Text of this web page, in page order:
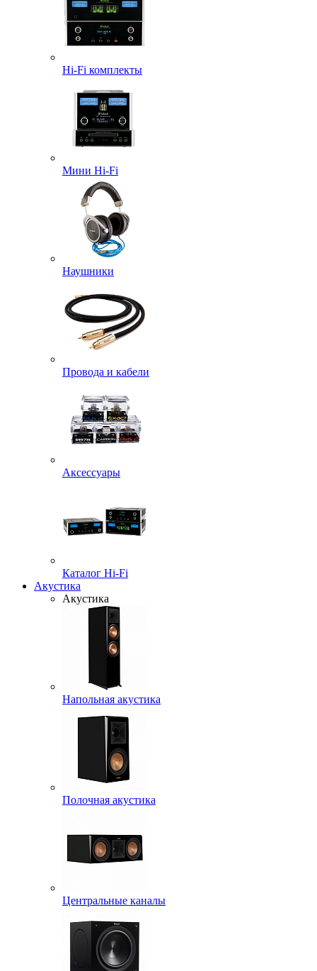
Hi-Fi комплекты
Мини Hi-Fi
Наушники
Провода и кабели
Аксессуары
Каталог Hi-Fi
Акустика
Акустика
Напольная акустика
Полочная акустика
Центральные каналы